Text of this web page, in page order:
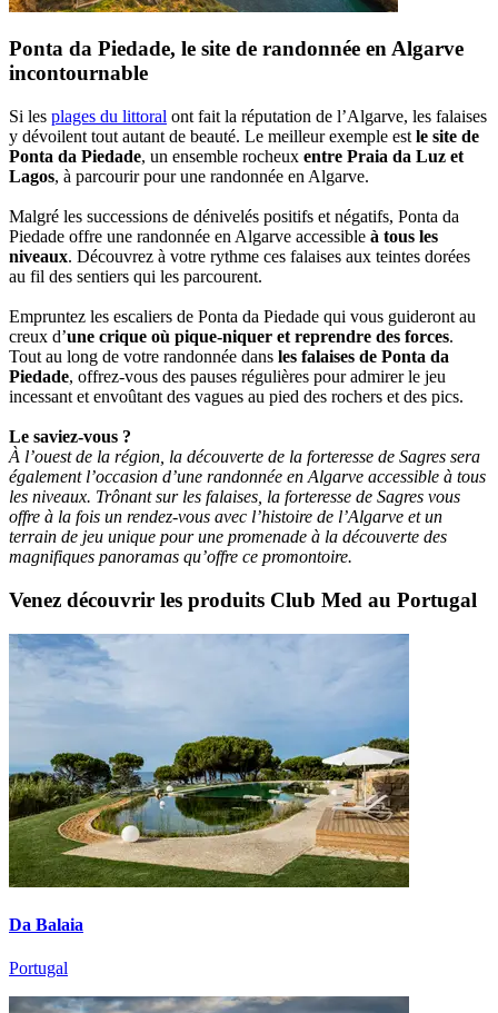
Ponta da Piedade, le site de randonnée en Algarve
incontournable
Si les plages du littoral ont fait la réputation de l’Algarve, les falaises
y dévoilent tout autant de beauté. Le meilleur exemple est le site de
Ponta da Piedade, un ensemble rocheux entre Praia da Luz et
Lagos, à parcourir pour une randonnée en Algarve.
Malgré les successions de dénivelés positifs et négatifs, Ponta da
Piedade offre une randonnée en Algarve accessible à tous les
niveaux. Découvrez à votre rythme ces falaises aux teintes dorées
au fil des sentiers qui les parcourent.
Empruntez les escaliers de Ponta da Piedade qui vous guideront au
creux d’une crique où pique-niquer et reprendre des forces.
Tout au long de votre randonnée dans les falaises de Ponta da
Piedade, offrez-vous des pauses régulières pour admirer le jeu
incessant et envoûtant des vagues au pied des rochers et des pics.
Le saviez-vous ?
À l’ouest de la région, la découverte de la forteresse de Sagres sera
également l’occasion d’une randonnée en Algarve accessible à tous
les niveaux. Trônant sur les falaises, la forteresse de Sagres vous
offre à la fois un rendez-vous avec l’histoire de l’Algarve et un
terrain de jeu unique pour une promenade à la découverte des
magnifiques panoramas qu’offre ce promontoire.
Venez découvrir les produits Club Med au Portugal
Da Balaia
Portugal